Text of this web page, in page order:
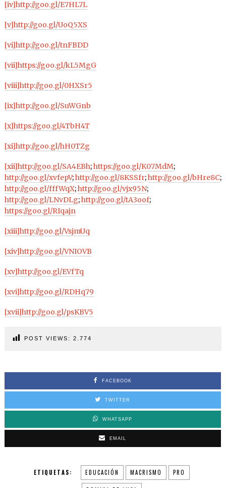
[iv]http://goo.gl/E7HL7L
[v]http://goo.gl/UoQ5XS
[vi]http://goo.gl/tnFBDD
[vii]https://goo.gl/kL5MgG
[viii]http://goo.gl/0HXSr5
[ix]http://goo.gl/SuWGnb
[x]https://goo.gl/4TbH4T
[xi]http://goo.gl/hH0TZg
[xii]http://goo.gl/SA4EBh;https://goo.gl/K07MdM;
http://goo.gl/xvfepV;http://goo.gl/8KSSfr;http://goo.gl/bHre8C;
http://goo.gl/fffWqX;http://goo.gl/vjx95N;
http://goo.gl/LNvDLg;http://goo.gl/tA3oof;
https://goo.gl/RIqajn
[xiii]http://goo.gl/VsjmUq
[xiv]http://goo.gl/VNIOVB
[xv]http://goo.gl/EVfTq
[xvi]http://goo.gl/RDHq79
[xvii]http://goo.gl/psKBV5
POST VIEWS: 2.774
FACEBOOK
TWITTER
WHATSAPP
EMAIL
ETIQUETAS: EDUCACIÓN MACRISMO PRO